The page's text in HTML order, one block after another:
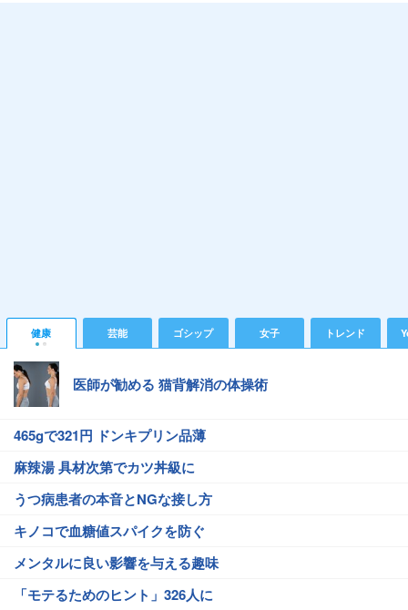
健康 芸能 ゴシップ 女子 トレンド
医師が勧める 猫背解消の体操術
465gで321円 ドンキプリン品薄
麻辣湯 具材次第でカツ丼級に
うつ病患者の本音とNGな接し方
キノコで血糖値スパイクを防ぐ
メンタルに良い影響を与える趣味
「モテるためのヒント」326人に